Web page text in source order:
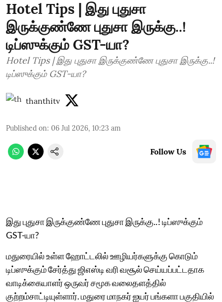
Hotel Tips | இது புதுசா
இருக்குண்ணே புதுசா இருக்கு..!
டிப்ஸுக்கும் GST-யா?
Hotel Tips | இது புதுசா இருக்குண்ணே புதுசா இருக்கு..!
டிப்ஸுக்கும் GST-யா?
thanthitv
Published on: 06 Jul 2026, 10:23 am
Follow Us
இது புதுசா இருக்குண்ணே புதுசா இருக்கு..! டிப்ஸுக்கும்
GST-யா?
மதுரையில் உள்ள ஹோட்டலில் ஊழியர்களுக்கு கொடும்
டிப்ஸுக்கும் சேர்த்து ஜிஎஸ்டி வரி வசூல் செய்யப்பட்டதாக
வாடிக்கையாளர் ஒருவர் சமூக வலைதளத்தில்
குற்றம்சாட்டியுள்ளார். மதுரை மாநகர் ஐயர் பங்களா பகுதியில்